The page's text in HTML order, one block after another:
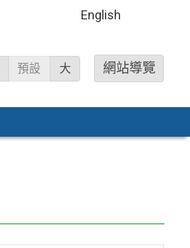
English
預設 大 網站導覽